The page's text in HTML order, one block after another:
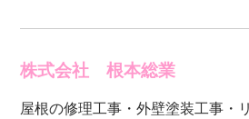
株式会社 根本総業
屋根の修理工事・外壁塗装工事・